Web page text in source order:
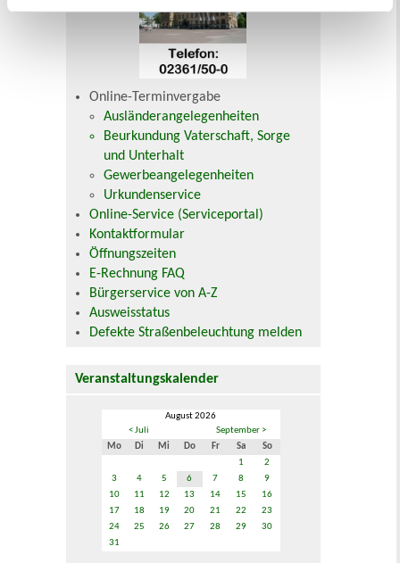
Online-Terminvergabe
Ausländerangelegenheiten
Beurkundung Vaterschaft, Sorge
und Unterhalt
Gewerbeangelegenheiten
Urkundenservice
Online-Service (Serviceportal)
Kontaktformular
Öffnungszeiten
E-Rechnung FAQ
Bürgerservice von A-Z
Ausweisstatus
Defekte Straßenbeleuchtung melden
Veranstaltungskalender
August 2026
< Juli
September >
Mo
Di Mi Do Fr Sa
So
1
2
3
4 5 6 7 8
9
10
11 12 13 14 15
16
17
18 19 20 21 22
23
24
25 26 27 28 29
30
31